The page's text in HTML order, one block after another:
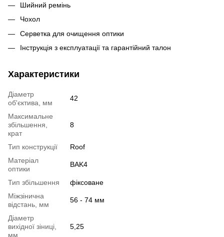
Шийний ремінь
Чохол
Серветка для очищення оптики
Інструкція з експлуатації та гарантійний талон
Характеристики
Діаметр
об'єктива, мм
42
Максимальне
збільшення,
крат
8
Тип конструкції
Roof
Матеріал
оптики
BAK4
Тип збільшення
фіксоване
Міжзінична
відстань, мм
56 - 74 мм
Діаметр
вихідної зіниці,
мм
5,25